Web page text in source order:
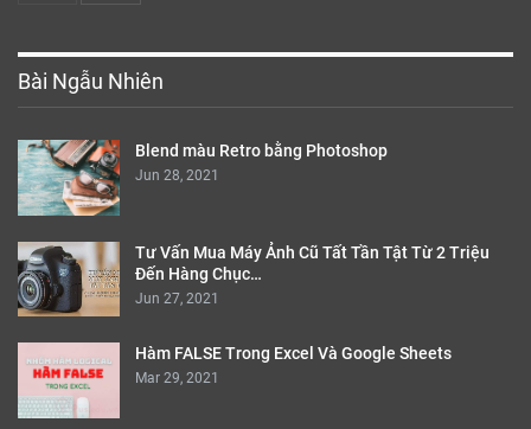
Bài Ngẫu Nhiên
Blend màu Retro bằng Photoshop
Jun 28, 2021
Tư Vấn Mua Máy Ảnh Cũ Tất Tần Tật Từ 2 Triệu
Đến Hàng Chục…
Jun 27, 2021
Hàm FALSE Trong Excel Và Google Sheets
Mar 29, 2021